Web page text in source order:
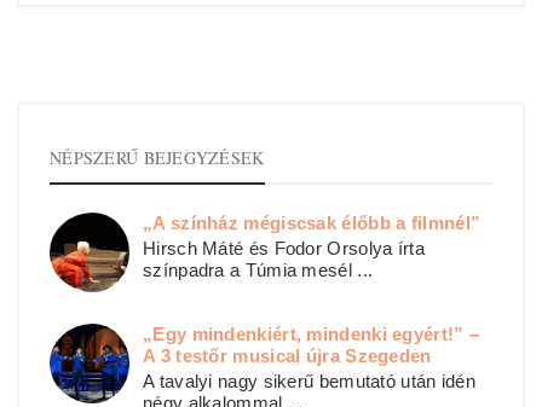
NÉPSZERŰ BEJEGYZÉSEK
„A színház mégiscsak élőbb a filmnél”
Hirsch Máté és Fodor Orsolya írta
színpadra a Túmia mesél ...
„Egy mindenkiért, mindenki egyért!” –
A 3 testőr musical újra Szegeden
A tavalyi nagy sikerű bemutató után idén
négy alkalommal ...